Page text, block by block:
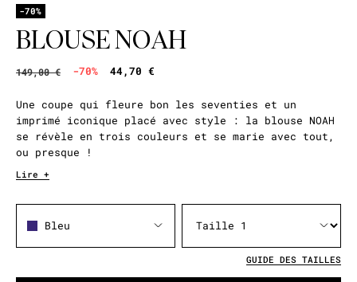
-70%
BLOUSE NOAH
149,00 € -70% 44,70 €
Une coupe qui fleure bon les seventies et un
imprimé iconique placé avec style : la blouse NOAH
se révèle en trois couleurs et se marie avec tout,
ou presque !
Lire +
Bleu
GUIDE DES TAILLES